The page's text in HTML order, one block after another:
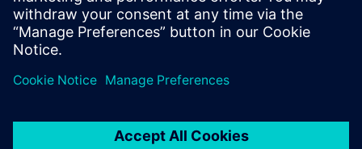
Press | Company | Siemens
Конфіденційність